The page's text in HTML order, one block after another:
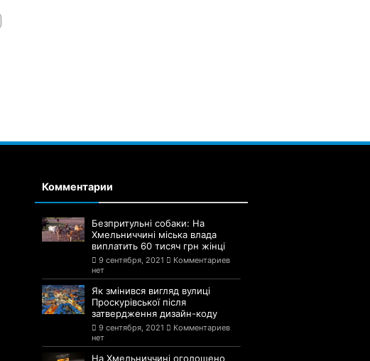
Комментарии
Безпритульні собаки: На
Хмельниччині міська влада
виплатить 60 тисяч грн жінці
9 сентября, 2021
Комментариев
нет
Як змінився вигляд вулиці
Проскурівської після
затвердження дизайн-коду
9 сентября, 2021
Комментариев
нет
На Хмельниччині оголошено